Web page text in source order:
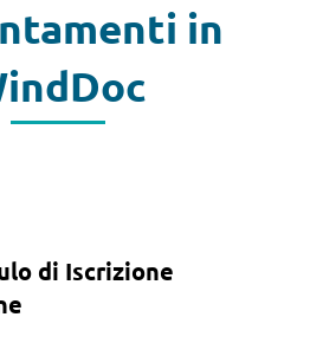
in
di Iscrizione